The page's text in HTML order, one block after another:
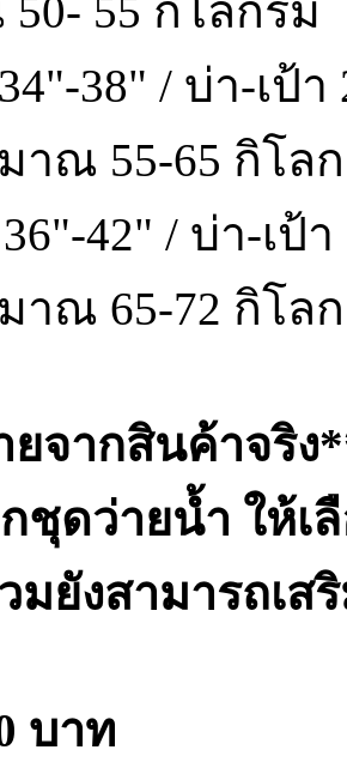
55 กิโลกรัม
38" / บ่า-เป้
าณ 55-65 กิโล
42" / บ่า-เป้
าณ 65-72 กิโล
จากสินค้าจริง
ชุดว่ายน้ำ ให้เ
มยังสามารถเส
บาท